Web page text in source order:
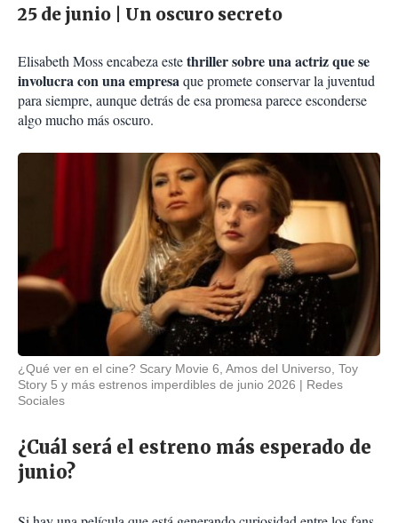
25 de junio | Un oscuro secreto
Elisabeth Moss encabeza estethriller sobre una actriz que se
involucra con una empresaque promete conservar la juventud
para siempre, aunque detrás de esa promesa parece esconderse
algo mucho más oscuro.
¿Qué ver en el cine? Scary Movie 6, Amos del Universo, Toy
Story 5 y más estrenos imperdibles de junio 2026
Redes
Sociales
¿Cuál será el estreno más esperado de
junio?